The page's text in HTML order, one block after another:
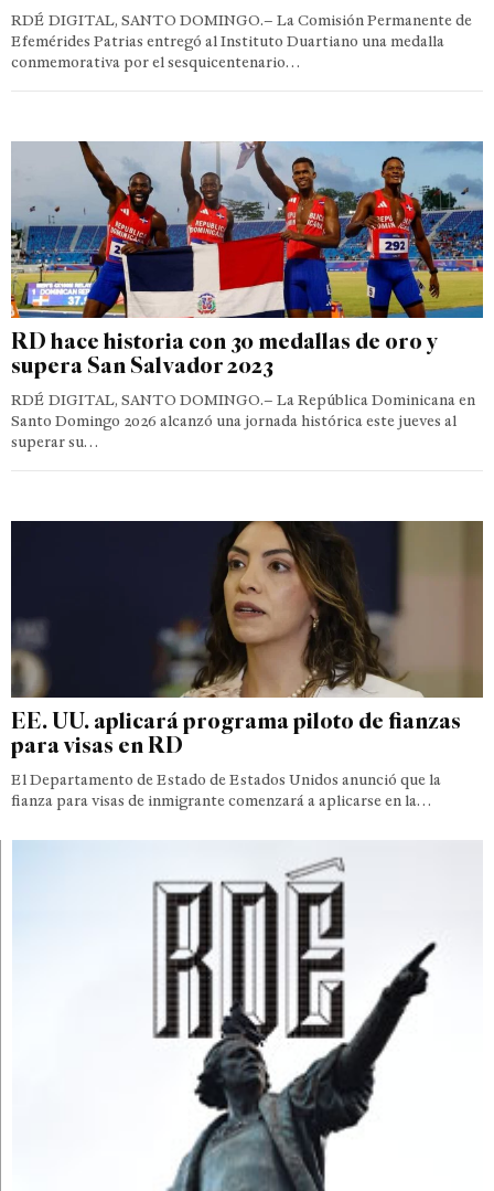
RDÉ DIGITAL, SANTO DOMINGO.– La Comisión Permanente de
Efemérides Patrias entregó al Instituto Duartiano una medalla
conmemorativa por el sesquicentenario…
RD hace historia con 30 medallas de oro y
supera San Salvador 2023
RDÉ DIGITAL, SANTO DOMINGO.– La República Dominicana en
Santo Domingo 2026 alcanzó una jornada histórica este jueves al
superar su…
EE. UU. aplicará programa piloto de fianzas
para visas en RD
El Departamento de Estado de Estados Unidos anunció que la
fianza para visas de inmigrante comenzará a aplicarse en la…